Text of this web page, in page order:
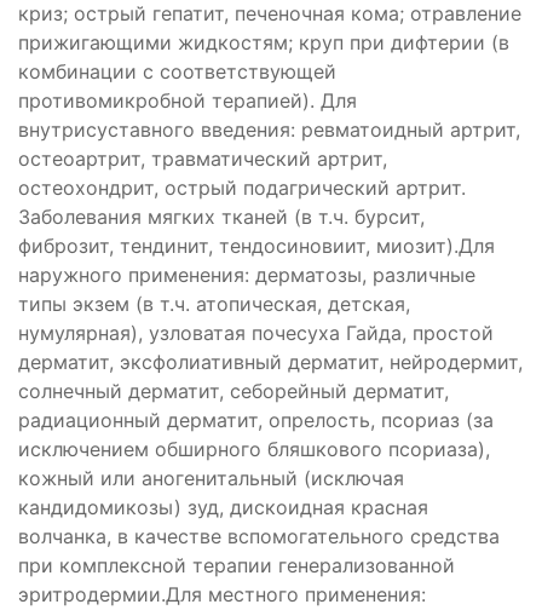
криз; острый гепатит, печеночная кома; отравление
прижигающими жидкостям; круп при дифтерии (в
комбинации с соответствующей
противомикробной терапией). Для
внутрисуставного введения: ревматоидный артрит,
остеоартрит, травматический артрит,
остеохондрит, острый подагрический артрит.
Заболевания мягких тканей (в т.ч. бурсит,
фиброзит, тендинит, тендосиновиит, миозит).Для
наружного применения: дерматозы, различные
типы экзем (в т.ч. атопическая, детская,
нумулярная), узловатая почесуха Гайда, простой
дерматит, эксфолиативный дерматит, нейродермит,
солнечный дерматит, себорейный дерматит,
радиационный дерматит, опрелость, псориаз (за
исключением обширного бляшкового псориаза),
кожный или аногенитальный (исключая
кандидомикозы) зуд, дискоидная красная
волчанка, в качестве вспомогательного средства
при комплексной терапии генерализованной
эритродермии.Для местного применения: